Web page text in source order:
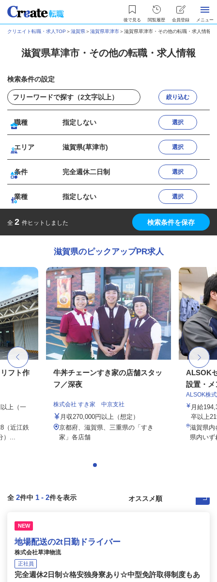
後で見る 閲覧履歴 会員登録 メニュー
クリエイト転職・求人TOP ＞滋賀県＞滋賀県草津市＞滋賀県草津市・その他の転職・求人情報
滋賀県草津市・その他の転職・求人情報
検索条件の設定
絞り込む
職種 指定しない 選択
エリア 滋賀県(草津市) 選択
条件 完全週休二日制 選択
業種 指定しない 選択
全 2 件ヒットしました 検索条件を保存
滋賀県のピックアップPR求人
フト作
上（一
（近江鉄
...
牛丼チェーンすき家の店舗スタッ
フ／深夜
株式会社 すき家 中京支社
月収270,000円以上（想定）
京都府、滋賀県、三重県の「すき
家」各店舗
ALSOK
設置・メ
ALSOK株
月給
卒以上
滋賀県
県内いず
全 2件中 1 - 2件を表示
NEW
地場配送の2t日勤ドライバー
株式会社草津物流
正社員
完全週休2日制☆格安独身寮あり☆中型免許取得制度もあ